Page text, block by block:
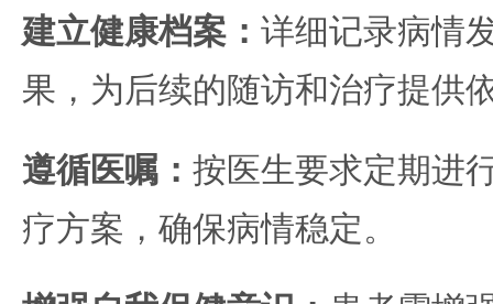
建立健康档案： 详细记录病情
果，为后续的随访和治疗提供
遵循医嘱： 按医生要求定期进
疗方案，确保病情稳定。